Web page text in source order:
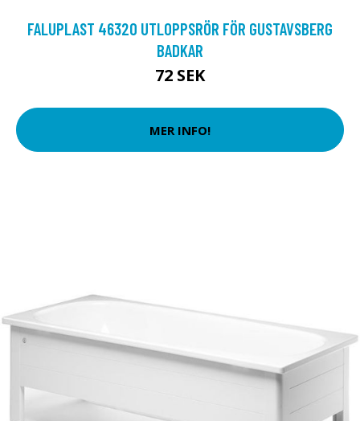
FALUPLAST 46320 UTLOPPSRÖR FÖR GUSTAVSBERG
BADKAR
72 SEK
MER INFO!